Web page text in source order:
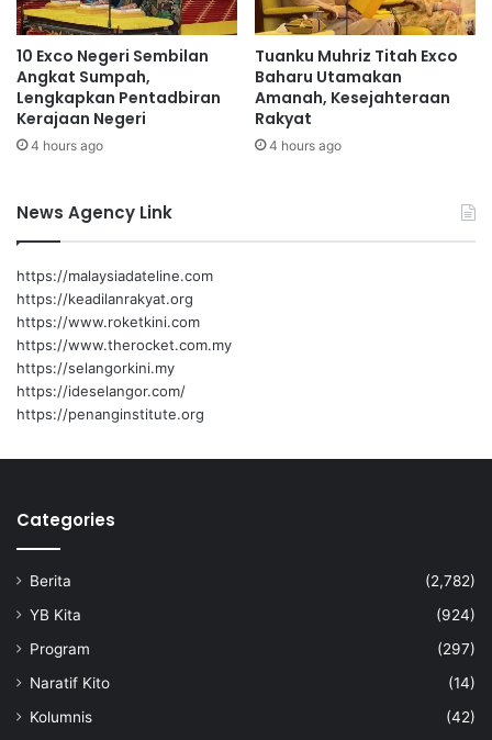
e
m
a
s
d
i
S
M
A
S
a
r
a
w
a
k
10 Exco Negeri Sembilan
Angkat Sumpah,
Lengkapkan Pentadbiran
Kerajaan Negeri
4 hours ago
Tuanku Muhriz Titah Exco
Baharu Utamakan
Amanah, Kesejahteraan
Rakyat
4 hours ago
News Agency Link
https://malaysiadateline.com
https://keadilanrakyat.org
https://www.roketkini.com
https://www.therocket.com.my
https://selangorkini.my
https://ideselangor.com/
https://penanginstitute.org
Categories
Berita
(2,782)
YB Kita
(924)
Program
(297)
Naratif Kito
(14)
Kolumnis
(42)